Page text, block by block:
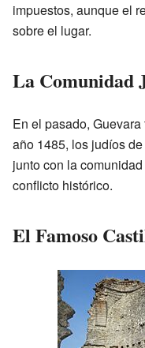
impuestos, aunque el
sobre el lugar.
La Comunidad
En el pasado,
año 1485, los judíos
junto con la
conflicto histórico.
El Famoso